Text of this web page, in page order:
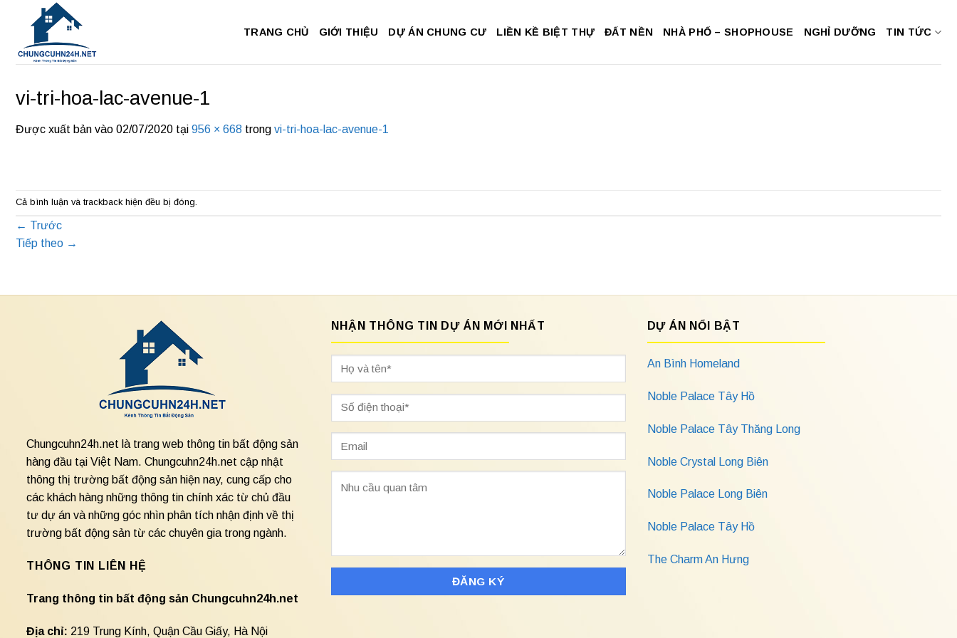
dung
TRANG CHỦ GIỚI THIỆU DỰ ÁN CHUNG CƯ LIỀN KỀ BIỆT THỰ ĐẤT NỀN NHÀ PHỐ – SHOPHOUSE NGHỈ DƯỠNG TIN TỨC
vi-tri-hoa-lac-avenue-1
Được xuất bản vào 02/07/2020 tại 956 × 668 trong vi-tri-hoa-lac-avenue-1
Cả bình luận và trackback hiện đều bị đóng.
← Trước
Tiếp theo →
Chungcuhn24h.net là trang web thông tin bất động sản
hàng đầu tại Việt Nam. Chungcuhn24h.net cập nhật
thông thị trường bất động sản hiện nay, cung cấp cho
các khách hàng những thông tin chính xác từ chủ đầu
tư dự án và những góc nhìn phân tích nhận định về thị
trường bất động sản từ các chuyên gia trong ngành.
THÔNG TIN LIÊN HỆ
Trang thông tin bất động sản Chungcuhn24h.net
Địa chỉ: 219 Trung Kính, Quận Cầu Giấy, Hà Nội
NHẬN THÔNG TIN DỰ ÁN MỚI NHẤT DỰ ÁN NỔI BẬT
An Bình Homeland
Noble Palace Tây Hồ
Noble Palace Tây Thăng Long
Noble Crystal Long Biên
Noble Palace Long Biên
Noble Palace Tây Hồ
The Charm An Hưng